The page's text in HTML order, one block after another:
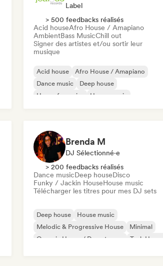
Label
> 500 feedbacks réalisés
Acid houseAfro House / Amapiano
AmbientBass MusicChill out
Signer des artistes et/ou sortir leur
musique
Acid house
Afro House / Amapiano
Dance music
Deep house
House française
House music
Brenda M
DJ Sélectionné·e
> 200 feedbacks réalisés
Dance musicDeep houseDisco
Funky / Jackin HouseHouse music
Télécharger les titres pour mes DJ sets
Deep house
House music
Melodic & Progressive House
Minimal
Organic House / Downtempo
Tech House